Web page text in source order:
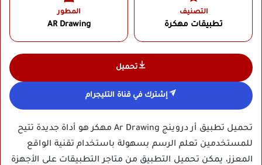
التصنيف
تطبيقات مهكرة
المطور
AR Drawing‏
تحميل
إشترك في قناة التليجرام
تحميل تطبيق أر دروينج Ar Drawing مهكر هو أداة جديدة تتيح
للمستخدمين تعلم الرسم بسهولة باستخدام تقنية الواقع
المعزز، يمكن تحميل التطبيق من متاجر التطبيقات على الأجهزة